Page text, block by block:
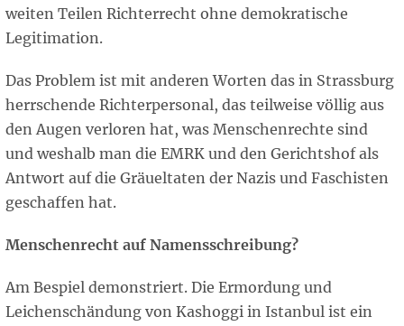
weiten Teilen Richterrecht ohne demokratische
Legitimation.
Das Problem ist mit anderen Worten das in Strassburg
herrschende Richterpersonal, das teilweise völlig aus
den Augen verloren hat, was Menschenrechte sind
und weshalb man die EMRK und den Gerichtshof als
Antwort auf die Gräueltaten der Nazis und Faschisten
geschaffen hat.
Menschenrecht auf Namensschreibung?
Am Bespiel demonstriert. Die Ermordung und
Leichenschändung von Kashoggi in Istanbul ist ein